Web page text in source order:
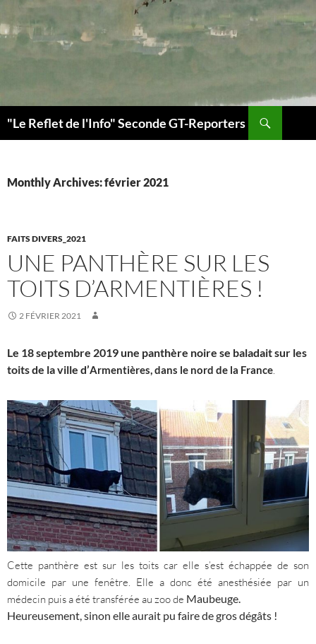
"Le Reflet de l'Info" Seconde GT-Reporters
Monthly Archives: février 2021
FAITS DIVERS_2021
UNE PANTHÈRE SUR LES
TOITS D’ARMENTIÈRES !
2 FÉVRIER 2021
Le 18 septembre 2019 une panthère noire se baladait sur les
toits de la ville d’Armentières, dans le nord de la France.
Cette panthère est sur les toits car elle s’est échappée de son
domicile par une fenêtre. Elle a donc été anesthésiée par un
médecin puis a été transférée au zoo de Maubeuge.
Heureusement, sinon elle aurait pu faire de gros dégâts !